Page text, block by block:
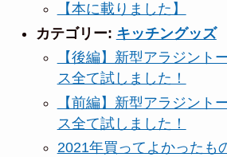
【本に載りました】
カテゴリー: キッチングッズ
【後編】新型アラジント
ス全て試しました！
【前編】新型アラジント
ス全て試しました！
2021年買ってよかったも